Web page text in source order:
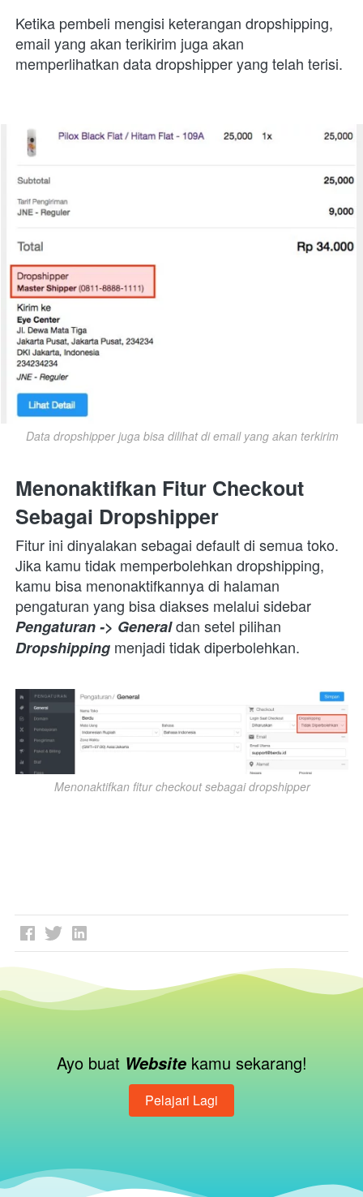
Ketika pembeli mengisi keterangan dropshipping,
email yang akan terikirim juga akan
memperlihatkan data dropshipper yang telah terisi.
Data dropshipper juga bisa dilihat di email yang akan terkirim
Menonaktifkan Fitur Checkout
Sebagai Dropshipper
Fitur ini dinyalakan sebagai default di semua toko.
Jika kamu tidak memperbolehkan dropshipping,
kamu bisa menonaktifkannya di halaman
Pengaturan -> General
Dropshipping menjadi tidak diperbolehkan.
Menonaktifkan fitur checkout sebagai dropshipper
Ayo buat Website kamu sekarang!
`Pelajari Lagi